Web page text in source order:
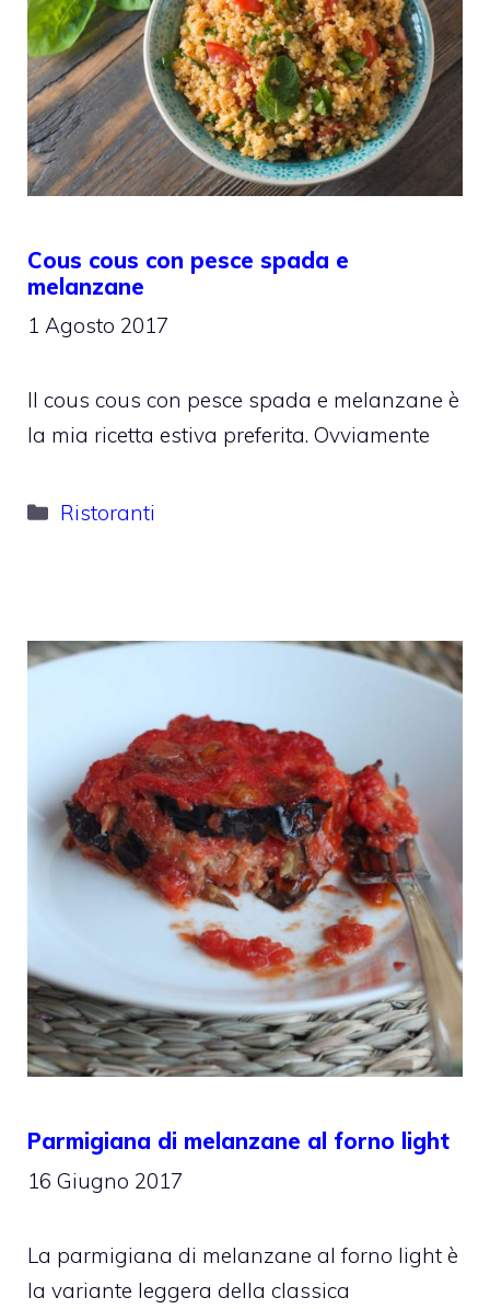
Cous cous con pesce spada e
melanzane
1 Agosto 2017
Il cous cous con pesce spada e melanzane è
la mia ricetta estiva preferita. Ovviamente
Categorie
Ristoranti
Parmigiana di melanzane al forno light
16 Giugno 2017
La parmigiana di melanzane al forno light è
la variante leggera della classica